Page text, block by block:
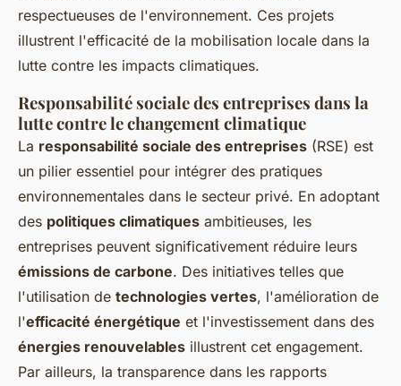
respectueuses de l'environnement. Ces projets
illustrent l'efficacité de la mobilisation locale dans la
lutte contre les impacts climatiques.
Responsabilité sociale des entreprises dans la
lutte contre le changement climatique
La responsabilité sociale des entreprises (RSE) est
un pilier essentiel pour intégrer des pratiques
environnementales dans le secteur privé. En adoptant
des politiques climatiques ambitieuses, les
entreprises peuvent significativement réduire leurs
émissions de carbone. Des initiatives telles que
l'utilisation de technologies vertes, l'amélioration de
l'efficacité énergétique et l'investissement dans des
énergies renouvelables illustrent cet engagement.
Par ailleurs, la transparence dans les rapports